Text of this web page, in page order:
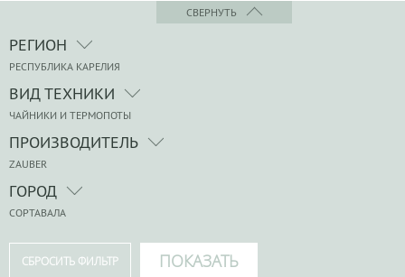
СВЕРНУТЬ
РЕГИОН
РЕСПУБЛИКА КАРЕЛИЯ
ВИД ТЕХНИКИ
ЧАЙНИКИ И ТЕРМОПОТЫ
ПРОИЗВОДИТЕЛЬ
ZAUBER
ГОРОД
СОРТАВАЛА